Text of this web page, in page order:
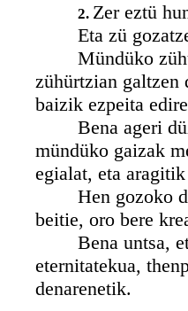
2. Zer eztü
Eta zü gozatzen
Mündüko
zühürtzian galtzen
baizik ezpeita
Bena ageri
mündüko gaizak
egialat, eta
Hen gozoko
beitie, oro bere
Bena untsa, eta
eternitatekua,
denarenetik.